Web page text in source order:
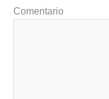
Comentario